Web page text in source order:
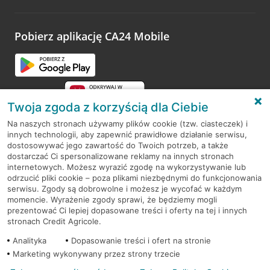
opinie.
Pobierz aplikację CA24 Mobile
RODO
Regulamin serwisu
Mapa serwisu
PolitykaCookies
Twoja zgoda z korzyścią dla Ciebie
Na naszych stronach używamy plików cookie (tzw. ciasteczek) i
innych technologii, aby zapewnić prawidłowe działanie serwisu,
dostosowywać jego zawartość do Twoich potrzeb, a także
dostarczać Ci spersonalizowane reklamy na innych stronach
internetowych. Możesz wyrazić zgodę na wykorzystywanie lub
odrzucić pliki cookie – poza plikami niezbędnymi do funkcjonowania
serwisu. Zgody są dobrowolne i możesz je wycofać w każdym
momencie. Wyrażenie zgody sprawi, że będziemy mogli
prezentować Ci lepiej dopasowane treści i oferty na tej i innych
stronach Credit Agricole.
Analityka
Dopasowanie treści i ofert na stronie
Marketing wykonywany przez strony trzecie